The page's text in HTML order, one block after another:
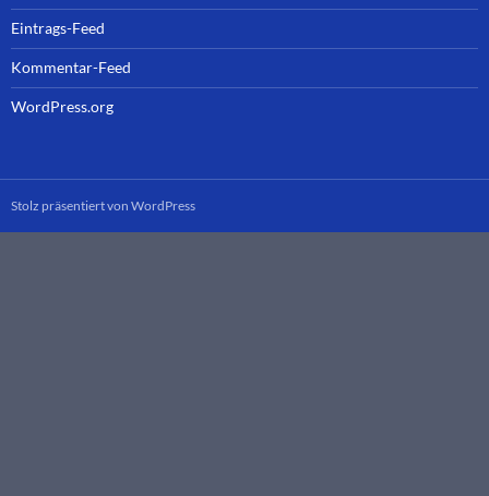
Eintrags-Feed
Kommentar-Feed
WordPress.org
Stolz präsentiert von WordPress